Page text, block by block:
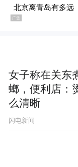
双向奔赴：两
宁马线开通
马鞍山球迷可
京人可以专程
卡、古茗三件
女子称在关东
螂，便利店：
么清晰
闪电新闻